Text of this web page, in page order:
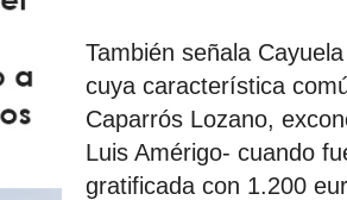
También señala
cuya característica
Caparrós Lozano,
Luis Amérigo- cuando
gratificada con 1.200